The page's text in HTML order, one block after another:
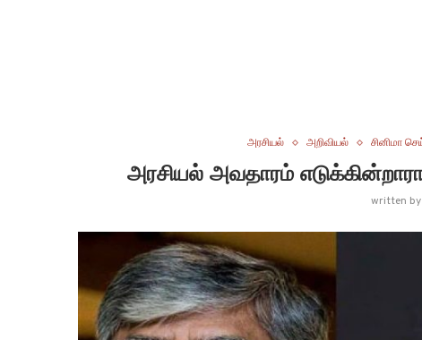
அரசியல் அறிவியல் சினிமா
அரசியல் அவதாரம்
written